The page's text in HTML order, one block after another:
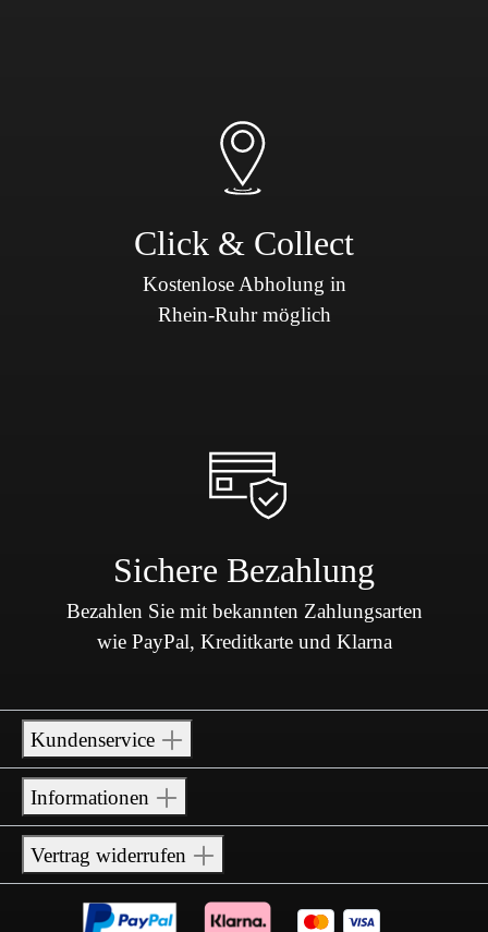
Click & Collect
Kostenlose Abholung in
Rhein-Ruhr möglich
Sichere Bezahlung
Bezahlen Sie mit bekannten Zahlungsarten
wie PayPal, Kreditkarte und Klarna
Kundenservice
Informationen
Vertrag widerrufen